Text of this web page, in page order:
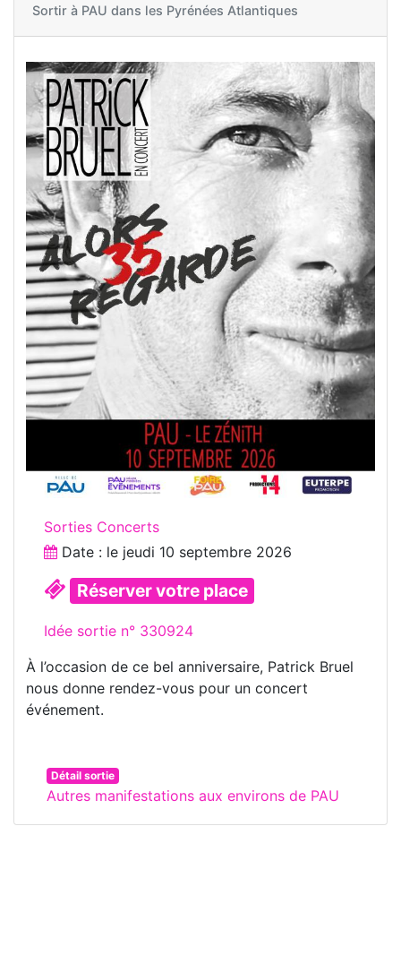
Sortir à PAU dans les Pyrénées Atlantiques
Sorties Concerts
Date : le jeudi 10 septembre 2026
Réserver votre place
Idée sortie n° 330924
À l’occasion de ce bel anniversaire, Patrick Bruel
nous donne rendez-vous pour un concert
événement.
Détail sortie
Autres manifestations aux environs de PAU